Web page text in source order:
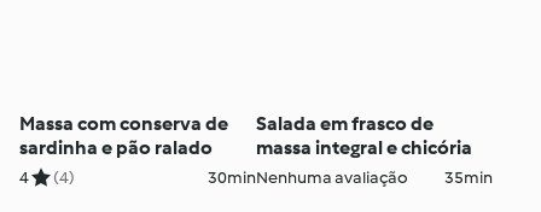
Massa com conserva de
sardinha e pão ralado
4 (4) 30min
Salada em frasco de
massa integral e chicória
Nenhuma avaliação 35min